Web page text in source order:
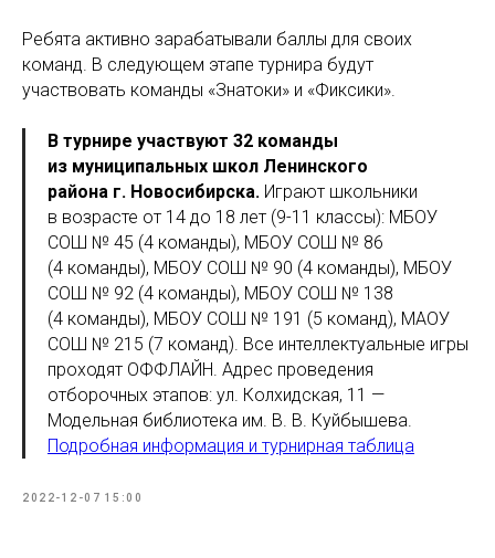
Ребята активно зарабатывали баллы для своих
команд. В следующем этапе турнира будут
участвовать команды «Знатоки» и «Фиксики».
В турнире участвуют 32 команды
из муниципальных школ Ленинского
района г. Новосибирска. Играют школьники
в возрасте от 14 до 18 лет (9-11 классы): МБОУ
СОШ № 45 (4 команды), МБОУ СОШ № 86
(4 команды), МБОУ СОШ № 90 (4 команды), МБОУ
СОШ № 92 (4 команды), МБОУ СОШ № 138
(4 команды), МБОУ СОШ № 191 (5 команд), МАОУ
СОШ № 215 (7 команд). Все интеллектуальные игры
проходят ОФФЛАЙН. Адрес проведения
отборочных этапов: ул. Колхидская, 11 —
Модельная библиотека им. В. В. Куйбышева.
Подробная информация и турнирная таблица
2022-12-07 15:00